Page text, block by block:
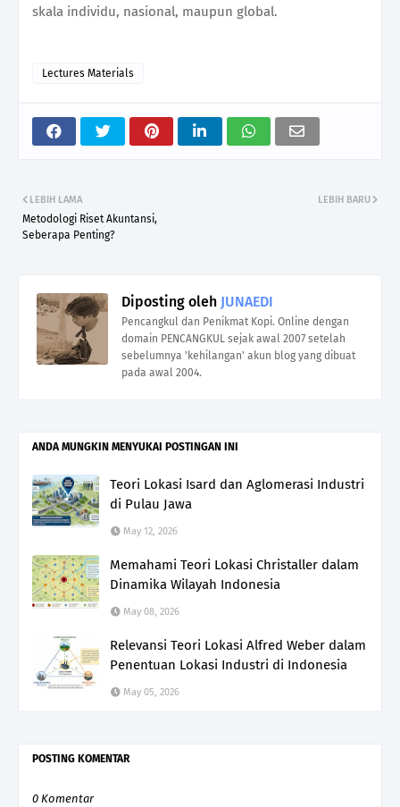
skala individu, nasional, maupun global.
Lectures Materials
LEBIH BARU
LEBIH LAMA
Metodologi Riset Akuntansi,
Seberapa Penting?
Diposting oleh JUNAEDI
Pencangkul dan Penikmat Kopi. Online dengan
domain PENCANGKUL sejak awal 2007 setelah
sebelumnya 'kehilangan' akun blog yang dibuat
pada awal 2004.
ANDA MUNGKIN MENYUKAI POSTINGAN INI
Teori Lokasi Isard dan Aglomerasi Industri
di Pulau Jawa
May 12, 2026
Memahami Teori Lokasi Christaller dalam
Dinamika Wilayah Indonesia
May 08, 2026
Relevansi Teori Lokasi Alfred Weber dalam
Penentuan Lokasi Industri di Indonesia
May 05, 2026
POSTING KOMENTAR
0 Komentar